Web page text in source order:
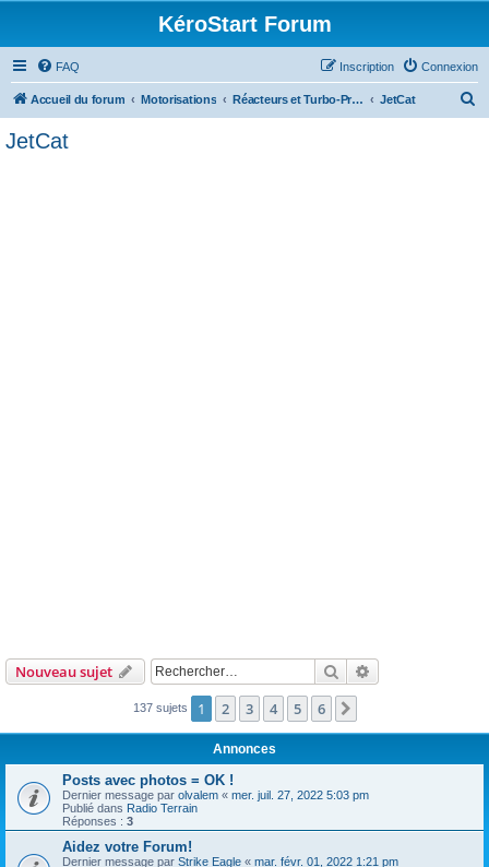
KéroStart Forum
FAQ Connexion
Inscription
Accueil du forum Motorisations Réacteurs et Turbo-Propulseurs JetCat
JetCat
Nouveau sujet Rechercher
137 sujets 1 2 3 4 5 6
Annonces
Posts avec photos = OK !
Dernier message par olvalem « mer. juil. 27, 2022 5:03 pm
Publié dans Radio Terrain
Réponses : 3
Aidez votre Forum!
Dernier message par Strike Eagle « mar. févr. 01, 2022 1:21 pm